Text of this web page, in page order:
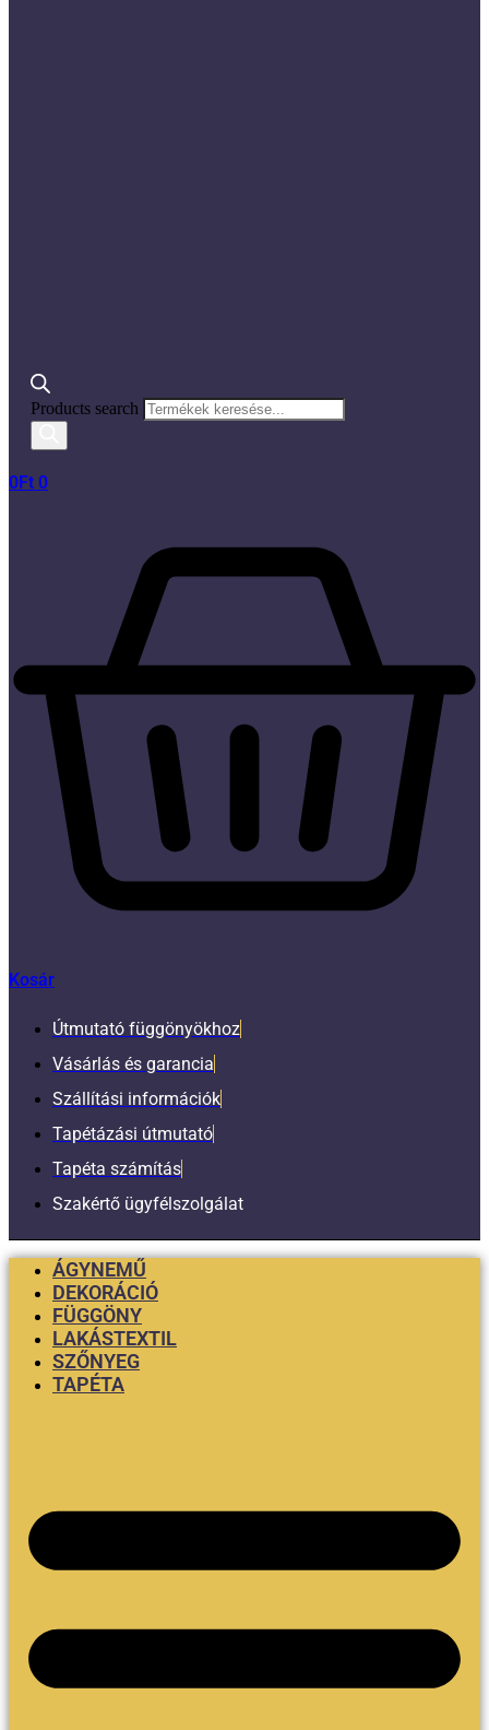
Products search
0Ft 0
Kosár
Útmutató függönyökhoz
Vásárlás és garancia
Szállítási információk
Tapétázási útmutató
Tapéta számítás
Szakértő ügyfélszolgálat
ÁGYNEMŰ
DEKORÁCIÓ
FÜGGÖNY
LAKÁSTEXTIL
SZŐNYEG
TAPÉTA